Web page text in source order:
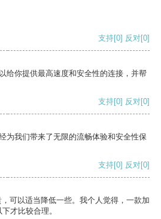
支持[0] 反对[0]
给你提供最高速度和安全性的连接，并帮
支持[0] 反对[0]
为我们带来了无限的流畅体验和安全性保
支持[0] 反对[0]
可以适当降低一些。我个人觉得，一款加
才比较合理。